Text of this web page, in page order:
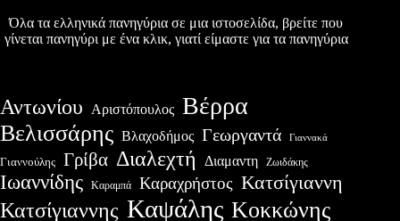
Όλα τα ελληνικά πανηγύρια σε μια ιστοσελίδα, βρείτε που
γίνεται πανηγύρι με ένα κλικ, γιατί είμαστε για τα πανηγύρια
Αντωνίου Αριστόπουλος Βέρρα
Βελισσάρης Βλαχοδήμος Γεωργαντά Γιαννακά
Γιαννούλης Γρίβα Διαλεχτή Διαμαντη Ζωιδάκης
Ιωαννίδης Καραμπά Καραχρήστος Κατσίγιαννη
Κατσίγιαννης Καψάλης Κοκκώνης